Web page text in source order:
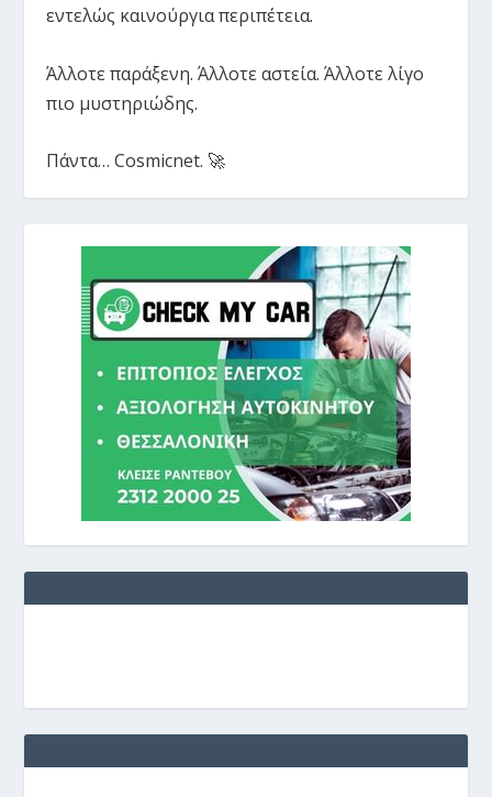
εντελώς καινούργια περιπέτεια.
Άλλοτε παράξενη. Άλλοτε αστεία. Άλλοτε λίγο
πιο μυστηριώδης.
Πάντα… Cosmicnet. 🚀